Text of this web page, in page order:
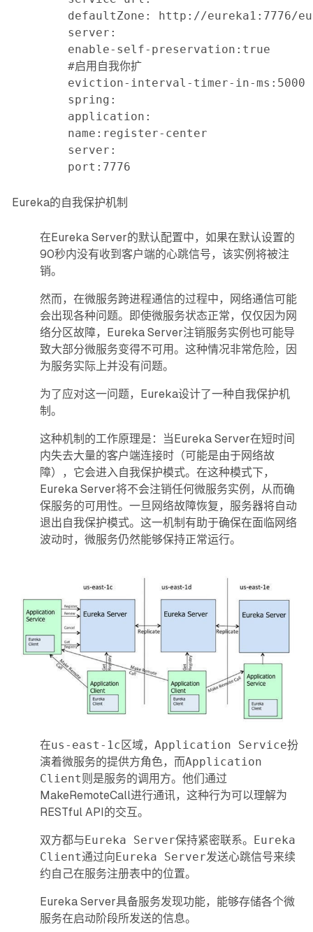
defaultZone: http://eureka1:7776/
server:
enable-self-preservation:true
#启用自我你扩
eviction-interval-timer-in-ms:5000
spring:
application:
name:register-center
server:
port:7776
Eureka的自我保护机制
在Eureka Server的默认配置中，如果在默认设置的
90秒内没有收到客户端的心跳信号，该实例将被注
销。
然而，在微服务跨进程通信的过程中，网络通信可能
会出现各种问题。即使微服务状态正常，仅仅因为网
络分区故障，Eureka Server注销服务实例也可能导
致大部分微服务变得不可用。这种情况非常危险，因
为服务实际上并没有问题。
为了应对这一问题，Eureka设计了一种自我保护机
制。
这种机制的工作原理是：当Eureka Server在短时间
内失去大量的客户端连接时（可能是由于网络故
障），它会进入自我保护模式。在这种模式下，
Eureka Server将不会注销任何微服务实例，从而确
保服务的可用性。一旦网络故障恢复，服务器将自动
退出自我保护模式。这一机制有助于确保在面临网络
波动时，微服务仍然能够保持正常运行。
在us-east-1c区域， Application Service扮
演着微服务的提供方角色，而Application
Client则是服务的调用方。他们通过
MakeRemoteCall进行通讯，这种行为可以理解为
RESTful API的交互。
双方都与Eureka Server保持紧密联系。 Eureka
Client通过向Eureka Server发送心跳信号来续
约自己在服务注册表中的位置。
Eureka Server具备服务发现功能，能够存储各个微
服务在启动阶段所发送的信息。